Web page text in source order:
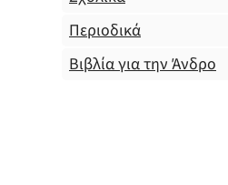
Περιοδικά
Βιβλία για την Άνδρο